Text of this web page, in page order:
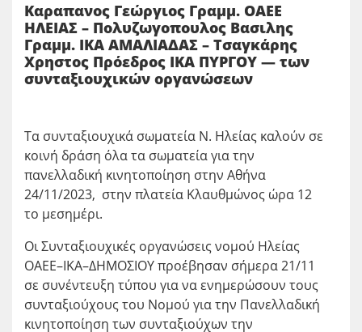
Καραπανος Γεώργιος Γραμμ. ΟΑΕΕ
ΗΛΕΙΑΣ – Πολυζωγοπουλος Βασιλης
Γραμμ. ΙΚΑ ΑΜΑΛΙΑΔΑΣ – Τσαγκάρης
Χρηστος Πρόεδρος ΙΚΑ ΠΥΡΓΟΥ — των
συνταξιουχικών οργανώσεων
Τα συνταξιουχικά σωματεία Ν. Ηλείας καλούν σε
κοινή δράση όλα τα σωματεία για την
πανελλαδική κινητοποίηση στην Αθήνα
24/11/2023, στην πλατεία Κλαυθμώνος ώρα 12
το μεσημέρι.
Οι Συνταξιουχικές οργανώσεις νομού Ηλείας
ΟΑΕΕ–ΙΚΑ–ΔΗΜΟΣΙΟΥ προέβησαν σήμερα 21/11
σε συνέντευξη τύπου για να ενημερώσουν τους
συνταξιούχους του Νομού για την Πανελλαδική
κινητοποίηση των συνταξιούχων την